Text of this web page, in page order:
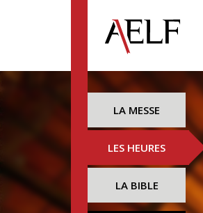
LA MESSE
LES HEURES
LA BIBLE